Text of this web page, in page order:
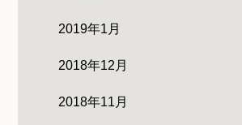
2019年1月
2018年12月
2018年11月